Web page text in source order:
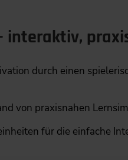
interaktiv,
durch einen
von praxisnahen
für die einfache